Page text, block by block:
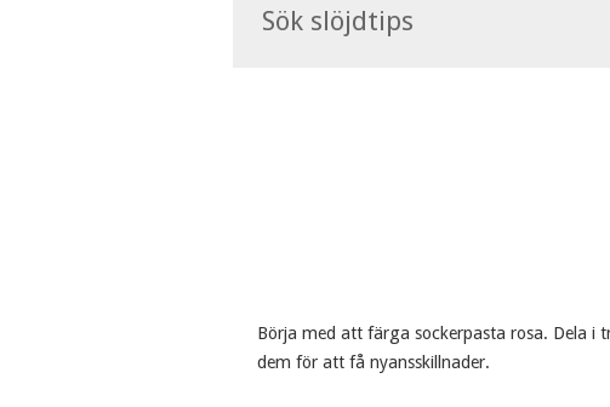
Börja med att färga sockerpasta rosa. Dela i
dem för att få nyansskillnader.